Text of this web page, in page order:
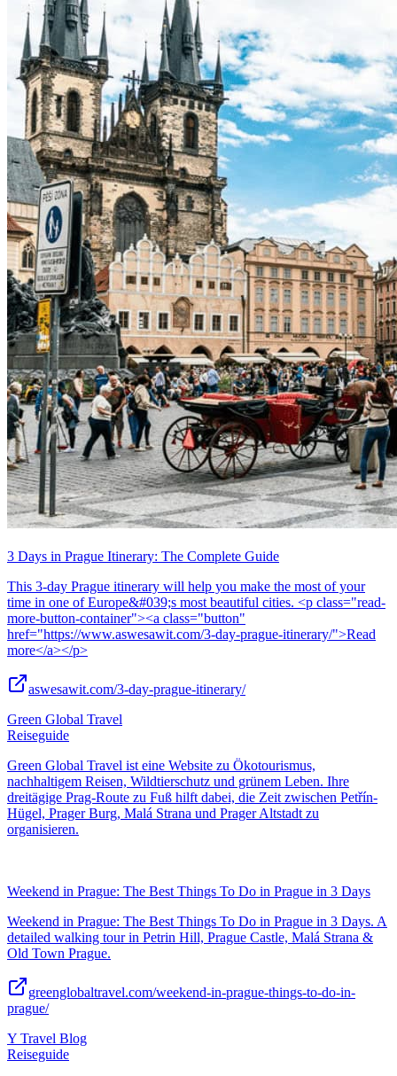
3 Days in Prague Itinerary: The Complete Guide
This 3-day Prague itinerary will help you make the most of your
time in one of Europe&#039;s most beautiful cities. <p class="read-
more-button-container"><a class="button"
href="https://www.aswesawit.com/3-day-prague-itinerary/">Read
more</a></p>
aswesawit.com/3-day-prague-itinerary/
Green Global Travel
Reiseguide
Green Global Travel ist eine Website zu Ökotourismus,
nachhaltigem Reisen, Wildtierschutz und grünem Leben. Ihre
dreitägige Prag-Route zu Fuß hilft dabei, die Zeit zwischen Petřín-
Hügel, Prager Burg, Malá Strana und Prager Altstadt zu
organisieren.
Weekend in Prague: The Best Things To Do in Prague in 3 Days
Weekend in Prague: The Best Things To Do in Prague in 3 Days. A
detailed walking tour in Petrin Hill, Prague Castle, Malá Strana &
Old Town Prague.
greenglobaltravel.com/weekend-in-prague-things-to-do-in-
prague/
Y Travel Blog
Reiseguide